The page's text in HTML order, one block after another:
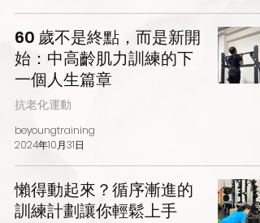
60 歲不是終點，而是新開
始：中高齡肌力訓練的下
一個人生篇章
抗老化運動
beyoungtraining
2024年10月31日
懶得動起來？循序漸進的
訓練計劃讓你輕鬆上手